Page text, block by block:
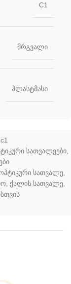
C1
მრგვალი
პლასტმასი
სათვალეები,
სათვალე,
, ქალის სათვალე,